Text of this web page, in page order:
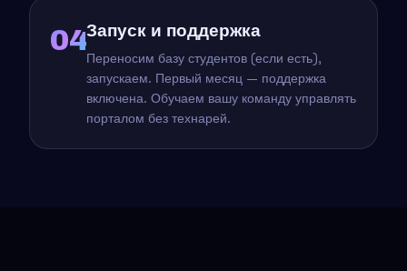
04Запуск и поддержка
Переносим базу студентов (если есть),
запускаем. Первый месяц — поддержка
включена. Обучаем вашу команду управлять
порталом без технарей.